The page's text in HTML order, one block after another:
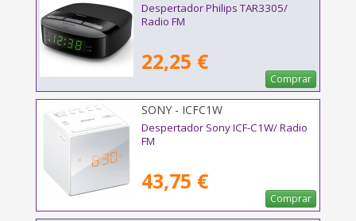
Despertador Philips TAR3305/
Radio FM
22,25 €
Comprar
SONY - ICFC1W
Despertador Sony ICF-C1W/ Radio
FM
43,75 €
Comprar